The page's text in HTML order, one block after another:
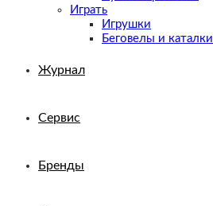
Играть
Игрушки
Беговелы и каталки
Журнал
Сервис
Бренды